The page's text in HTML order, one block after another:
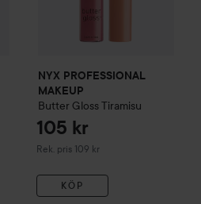
NYX PROFESSIONAL
MAKEUP
Butter GlossTiramisu
105 kr
Rek. pris 109 kr
Rekommenderat pris 109 kr
KÖP